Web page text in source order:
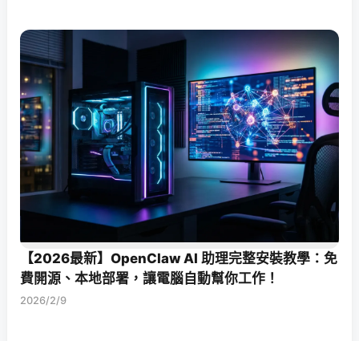
【2026最新】OpenClaw AI 助理完整安裝教學：免
費開源、本地部署，讓電腦自動幫你工作！
2026/2/9